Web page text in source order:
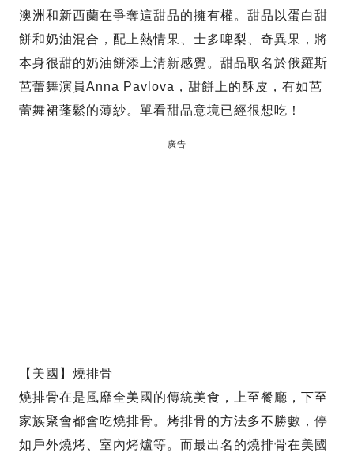
澳洲和新西蘭在爭奪這甜品的擁有權。甜品以蛋白甜
餅和奶油混合，配上熱情果、士多啤梨、奇異果，將
本身很甜的奶油餅添上清新感覺。甜品取名於俄羅斯
芭蕾舞演員Anna Pavlova，甜餅上的酥皮，有如芭
蕾舞裙蓬鬆的薄紗。單看甜品意境已經很想吃！
廣告
【美國】燒排骨
燒排骨在是風靡全美國的傳統美食，上至餐廳，下至
家族聚會都會吃燒排骨。烤排骨的方法多不勝數，停
如戶外燒烤、室內烤爐等。而最出名的燒排骨在美國